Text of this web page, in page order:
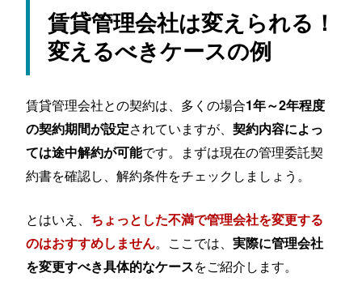
賃貸管理会社の変更で起きうるトラブルと回避
方法
入居者への周知不足でクレームになる｜複数の方
引継ぎリストを作りチェック式で確認がおすすめ
管理報酬が高くなってしまう｜「オプション料
金」「別料金」の項目も必ずチェックしよう
保証契約が切れてしまう場合がある｜保証会社の
空室率がむしろ上がってしまう｜広告の出稿状況
などを事前にしっかり確認！
賃貸管理会社の変更を検討中の方へ｜TOKYOリ
スタイルの賃貸管理のご紹介
賃貸管理会社は変えられる！
変えるべきケースの例
賃貸管理会社との契約は、多くの場合1年～2年程度
の契約期間が設定されていますが、契約内容によっ
ては途中解約が可能です。まずは現在の管理委託契
約書を確認し、解約条件をチェックしましょう。
とはいえ、 ちょっとした不満で管理会社を変更する
のはおすすめしません。ここでは、実際に管理会社
を変更すべき具体的なケースをご紹介します。